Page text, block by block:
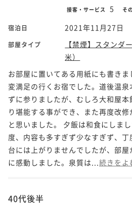
接客・サービス 5 そ
宿泊日 2021年11月27日
部屋タイプ
【禁煙】スタンダ
米）
お部屋に置いてある用紙にも書き
変満足の行くお宿でした。道後温
ずに参りましたが、むしろ大和屋本
り堪能する事ができ、また再度改
と思いました。 夕飯は和食にしま
度、内容も多すぎず少なすぎず、
台には上がりませんでしたが、部
に感動しました。泉質は... 続きをよ
40代後半